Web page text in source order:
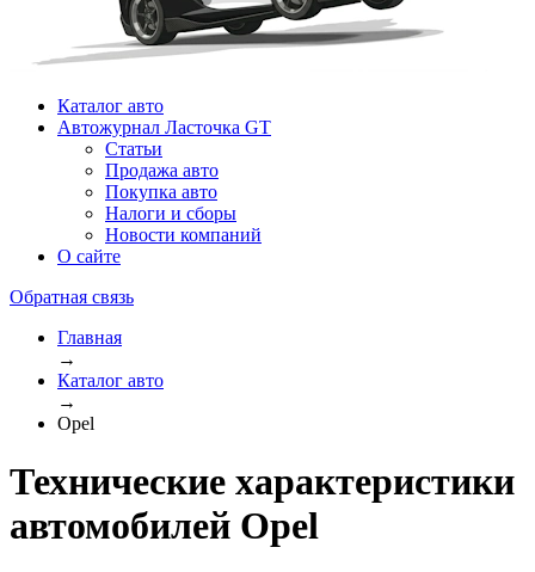
Каталог авто
Автожурнал Ласточка GT
Статьи
Продажа авто
Покупка авто
Налоги и сборы
Новости компаний
О сайте
Обратная связь
Главная
→
Каталог авто
→
Opel
Технические характеристики
автомобилей Opel